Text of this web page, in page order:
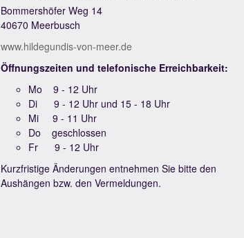
Bommershöfer Weg 14
40670 Meerbusch
www.hildegundis-von-meer.de
Öffnungszeiten und telefonische Erreichbarkeit:
Mo 9 - 12 Uhr
Di 9 - 12 Uhr und 15 - 18 Uhr
Mi 9 - 11 Uhr
Do geschlossen
Fr 9 - 12 Uhr
Kurzfristige Änderungen entnehmen Sie bitte den
Aushängen bzw. den Vermeldungen.